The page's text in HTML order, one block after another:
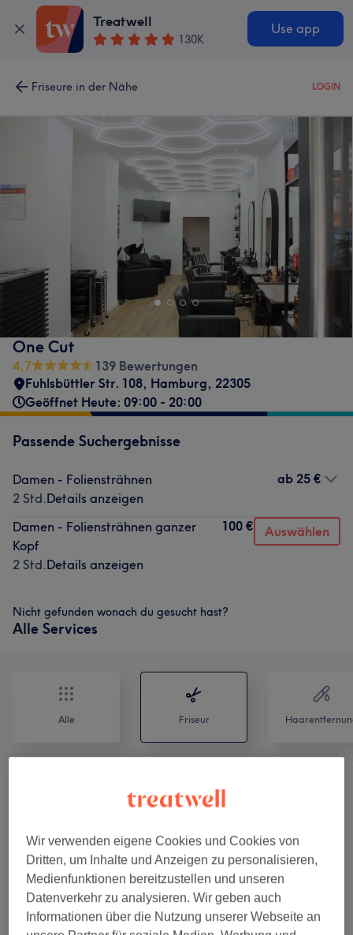
Treatwell
130K
Use app
Friseure in der Nähe LOGIN
One Cut
4,7
139 Bewertungen
Fuhlsbüttler Str. 108, Hamburg, 22305
Geöffnet Heute: 09:00 - 20:00
Passende Suchergebnisse
Damen - Foliensträhnen
2 Std.Details anzeigen
ab 25 €
Damen - Foliensträhnen ganzer
Kopf
2 Std.Details anzeigen
100 € Auswählen
Nicht gefunden wonach du gesucht hast?
Alle Services
Alle Friseur
Damen - Haarschnitte & Stylings (8)
Damen - Farbe & Coloration (
Herren - Haarschnitte & Stylings
Unsere Arbeit
Wir verwenden eigene Cookies und Cookies von
Dritten, um Inhalte und Anzeigen zu personalisieren,
Medienfunktionen bereitzustellen und unseren
Datenverkehr zu analysieren. Wir geben auch
Informationen über die Nutzung unserer Webseite an